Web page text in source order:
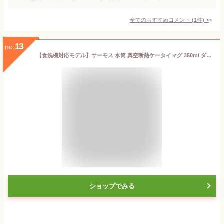
全てのおすすめコメント (1件) >
no. 13
【食洗機対応モデル】サーモス 水筒 真空断熱ケータイマグ 350ml ダークネイビー JOR-350 DNVY 送料無料
ショップでみる